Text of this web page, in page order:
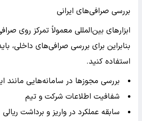
بررسی صرافی‌های ایرانی
ابزارهای بین‌المللی معمولاً تمرکز روی
بنابراین برای بررسی صرافی‌های داخلی،
استفاده کنید.
بررسی مجوزها در سامانه‌هایی مانند
شفافیت اطلاعات شرکت و تیم
سابقه عملکرد در واریز و برداشت ریالی